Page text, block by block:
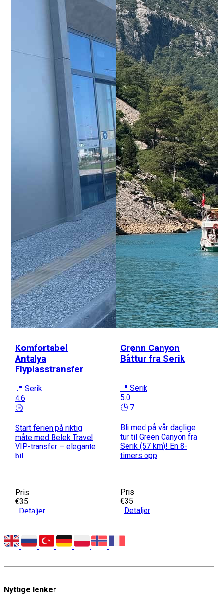
Komfortabel
Antalya
Flyplasstransfer
📍 Serik
4.6
🕒
Start ferien på riktig
måte med Belek Travel
VIP-transfer – elegante
bil
Pris
€35
Detaljer
Grønn Canyon
Båttur fra Serik
📍 Serik
5.0
🕒 7
Bli med på vår daglige
tur til Green Canyon fra
Serik (57 km)! En 8-
timers opp
Pris
€35
Detaljer
Nyttige lenker